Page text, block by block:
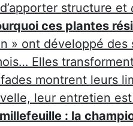
structure et
ces plantes
» ont développé
Elles
montrent leurs
leur entretien est
millefeuille : la